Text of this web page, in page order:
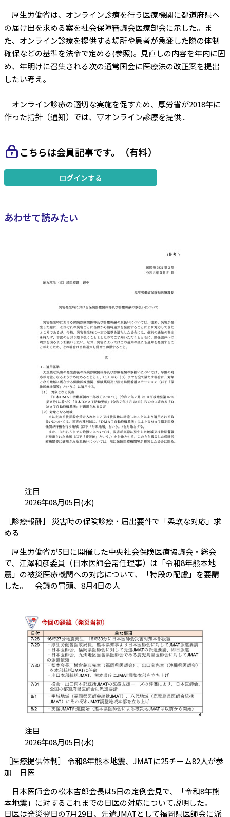
厚生労働省は、オンライン診療を行う医療機関に都道府県へ
の届け出を求める案を社会保障審議会医療部会に示した。ま
た、オンライン診療を提供する場所や患者が急変した際の体制
確保などの基準を法令で定める(参照)。見直しの内容を年内に固
め、年明けに召集される次の通常国会に医療法の改正案を提出
したい考え。
オンライン診療の適切な実施を促すため、厚労省が2018年に
作った指針（通知）では、▽オンライン診療を提供...
こちらは会員記事です。（有料）
ログインする
あわせて読みたい
カテゴリ:
注目
投稿日:2026年08月05日(水)
［診療報酬］ 災害時の保険診療・届出要件で「柔軟な対応」求
める
厚生労働省が5日に開催した中央社会保険医療協議会・総会
で、江澤和彦委員（日本医師会常任理事）は「令和8年熊本地
震」の被災医療機関への対応について、「特段の配慮」を要請
した。 会議の冒頭、8月4日の人
カテゴリ:
注目
投稿日:2026年08月05日(水)
［医療提供体制］ 令和8年熊本地震、JMATに25チーム82人が参
加 日医
日本医師会の松本吉郎会長は5日の定例会見で、「令和8年熊
本地震」に対するこれまでの日医の対応について説明した。
日医は発災翌日の7月29日、先遣JMATとして福岡県医師会に派